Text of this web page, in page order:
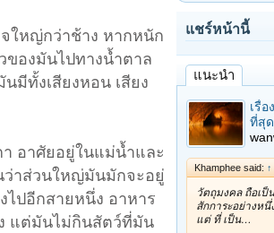
ใหญ่กว่าช้าง หากหนัก
ของมันไปทางน้ำตาล
มีทั้งเสียงหอน เสียง
อาศัยอยู่ในแม่น้ำและ
ว่าส่วนใหญ่มันมักจะอยู่
ไปอีกสายหนึ่ง อาหาร
แต่มันไม่กินสัตว์ที่มัน
แชร์หน้านี้
แนะนำ
เรื่
ที่สุ
Khamphee said: ↑
วัตถุมงคล ถือเป็
สักการะอย่างหนึ่
แต่ ที่ เป็น…